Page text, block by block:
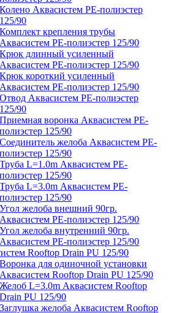
Колено Аквасистем PE-полиэстер
125/90
Комплект крепления трубы
Аквасистем PE-полиэстер 125/90
Крюк длинный усиленный
Аквасистем PE-полиэстер 125/90
Крюк короткий усиленный
Аквасистем PE-полиэстер 125/90
Отвод Аквасистем РЕ-полиэстер
125/90
Приемная воронка Аквасистем PE-
полиэстер 125/90
Соединитель желоба Аквасистем PE-
полиэстер 125/90
Труба L=1.0m Аквасистем PE-
полиэстер 125/90
Труба L=3.0m Аквасистем PE-
полиэстер 125/90
Угол желоба внешний 90гр.
Аквасистем PE-полиэстер 125/90
Угол желоба внутренний 90гр.
Аквасистем PE-полиэстер 125/90
Rooftop Drain PU 125/90
Воронка для одиночной установки
Аквасистем Rooftop Drain PU 125/90
Желоб L=3.0m Аквасистем Rooftop
Drain PU 125/90
Заглушка желоба Аквасистем Rooftop